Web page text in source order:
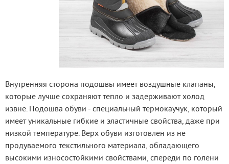
Внутренняя сторона подошвы имеет воздушные клапаны,
которые лучше сохраняют тепло и задерживают холод
извне. Подошва обуви - специальный термокаучук, который
имеет уникальные гибкие и эластичные свойства, даже при
низкой температуре. Верх обуви изготовлен из не
продуваемого текстильного материала, обладающего
высокими износостойкими свойствами, спереди по голени